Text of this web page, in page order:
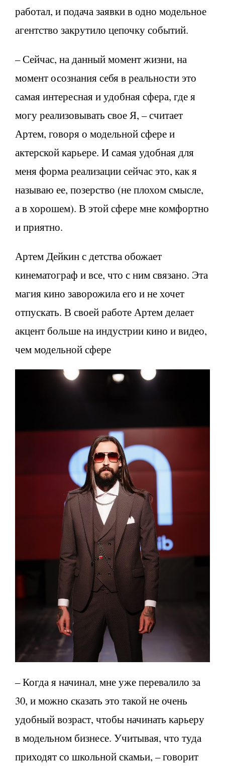
работал, и подача заявки в одно модельное
агентство закрутило цепочку событий.
– Сейчас, на данный момент жизни, на
момент осознания себя в реальности это
самая интересная и удобная сфера, где я
могу реализовывать свое Я, – считает
Артем, говоря о модельной сфере и
актерской карьере. И самая удобная для
меня форма реализации сейчас это, как я
называю ее, позерство (не плохом смысле,
а в хорошем). В этой сфере мне комфортно
и приятно.
Артем Дейкин с детства обожает
кинематограф и все, что с ним связано. Эта
магия кино заворожила его и не хочет
отпускать. В своей работе Артем делает
акцент больше на индустрии кино и видео,
чем модельной сфере
– Когда я начинал, мне уже перевалило за
30, и можно сказать это такой не очень
удобный возраст, чтобы начинать карьеру
в модельном бизнесе. Учитывая, что туда
приходят со школьной скамьи, – говорит